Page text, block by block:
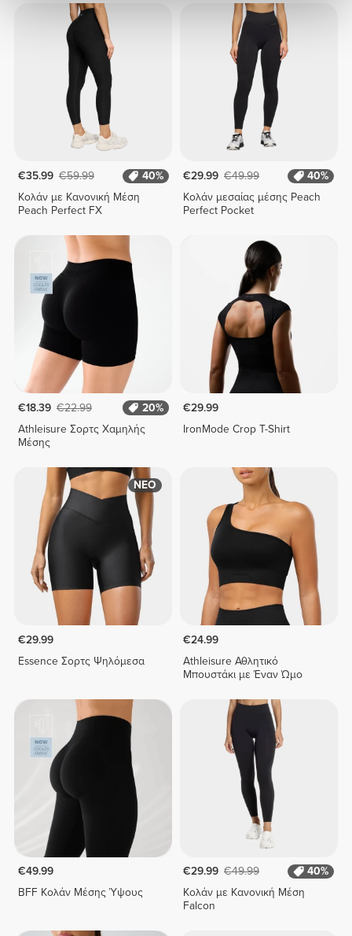
€35.99 €59.99
40%
Κολάν με Κανονική Μέση
Peach Perfect FX
€29.99 €49.99
40%
Κολάν μεσαίας μέσης Peach
Perfect Pocket
€18.39 €22.99
20%
Athleisure Σορτς Χαμηλής
Μέσης
€29.99
IronMode Crop T-Shirt
ΝΕΟ
€29.99
Essence Σορτς Ψηλόμεσα
€24.99
Athleisure Αθλητικό
Μπουστάκι με Έναν Ώμο
€49.99
BFF Κολάν Μέσης Ύψους
€29.99 €49.99
40%
Κολάν με Κανονική Μέση
Falcon